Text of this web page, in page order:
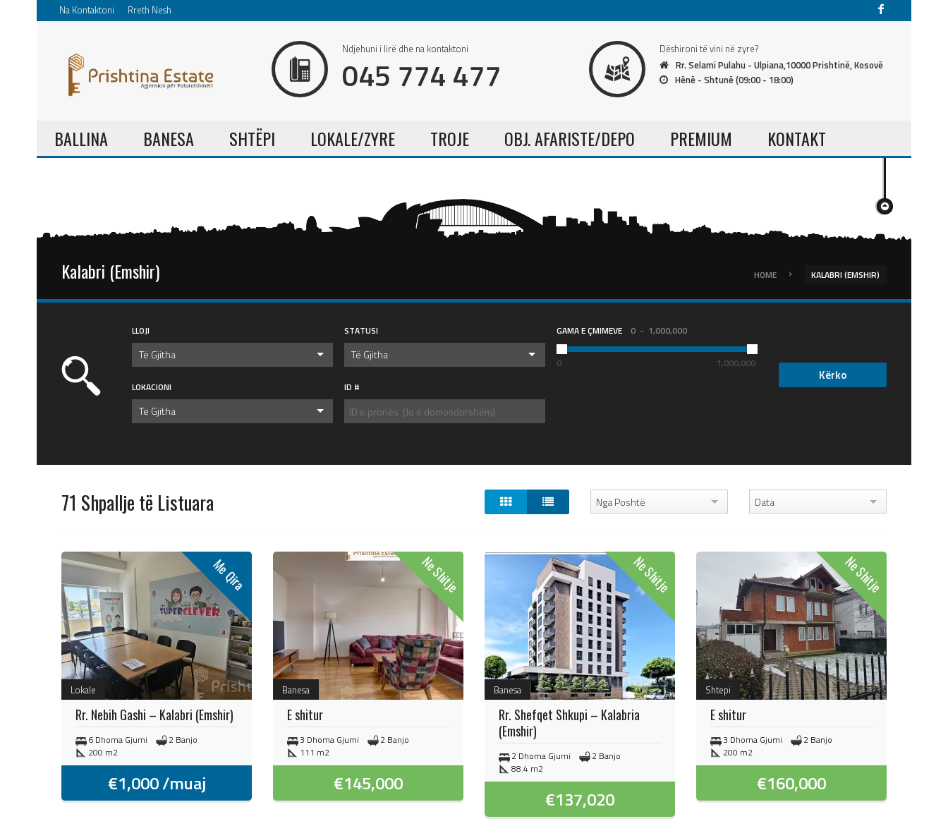
Na Kontaktoni Rreth Nesh
Ndjehuni i lirë dhe na kontaktoni
045 774 477
Dëshironi të vini në zyre?
Rr. Selami Pulahu - Ulpiana,10000 Prishtinë, Kosovë
Hënë - Shtunë (09:00 - 18:00)
BALLINA BANESA SHTËPI LOKALE/ZYRE TROJE OBJ. AFARISTE/DEPO PREMIUM KONTAKT
Kalabri (Emshir) HOME › KALABRI (EMSHIR)
LLOJI
Të Gjitha
STATUSI
Të Gjitha
GAMA E ÇMIMEVE 0 1,000,000
0
1,000,000
LOKACIONI
Të Gjitha
ID #
71 Shpallje të Listuara Nga Poshtë Data
Lokale
Me Qira
Rr. Nebih Gashi – Kalabri (Emshir)
6 Dhoma Gjumi
2 Banjo
200 m2
€1,000/muaj
Banesa
Ne Shitje
E shitur
3 Dhoma Gjumi
2 Banjo
111 m2
€145,000
Banesa
Ne Shitje
Rr. Shefqet Shkupi – Kalabria
(Emshir)
2 Dhoma Gjumi
2 Banjo
88.4 m2
€137,020
Shtepi
Ne Shitje
E shitur
3 Dhoma Gjumi
2 Banjo
200 m2
€160,000